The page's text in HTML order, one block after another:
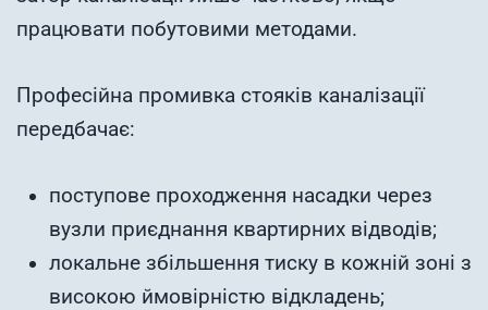
працювати побутовими методами.
Професійна промивка стояків каналізації
передбачає:
поступове проходження насадки через
вузли приєднання квартирних відводів;
локальне збільшення тиску в кожній зоні з
високою ймовірністю відкладень;